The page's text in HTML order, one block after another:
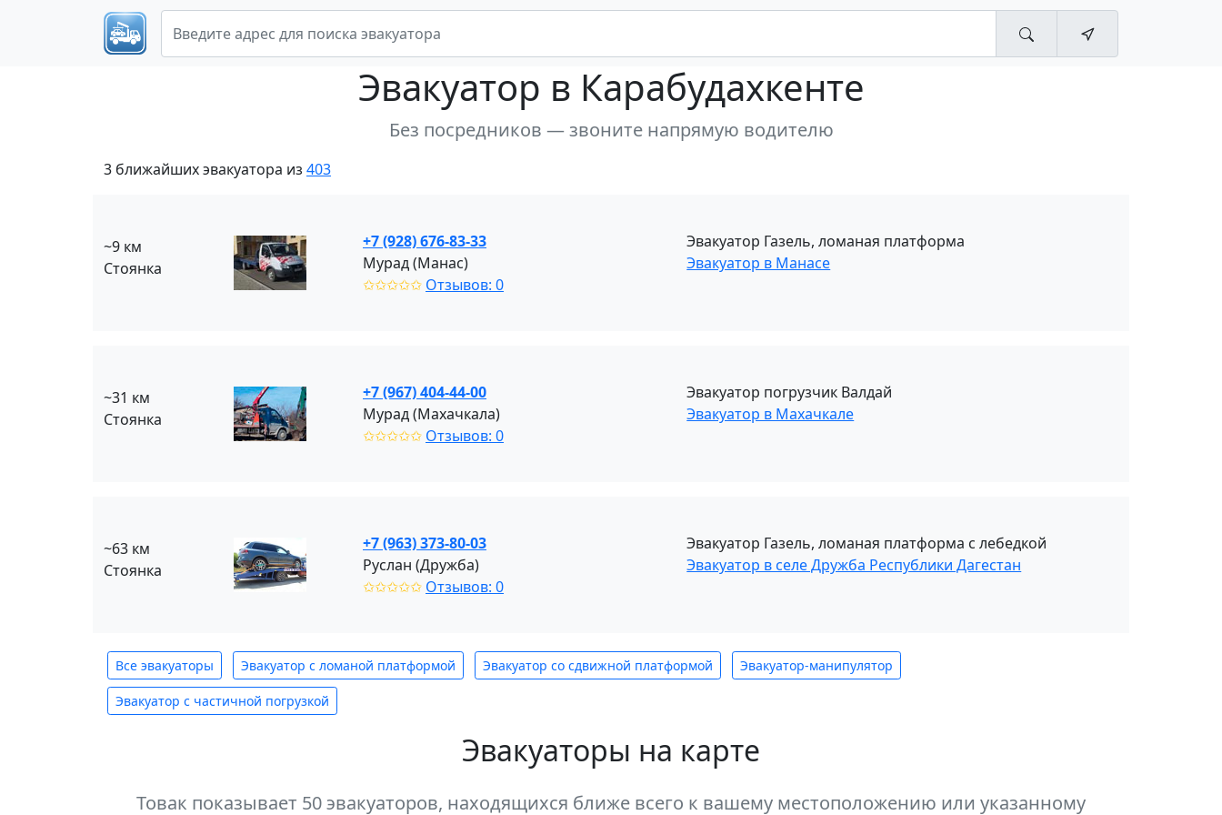
Эвакуатор в Карабудахкенте
Без посредников — звоните напрямую водителю
3 ближайших эвакуатора из 403
~9 км
Стоянка
+7 (928) 676-83-33
Мурад (Манас)
✩✩✩✩✩ Отзывов: 0
Эвакуатор Газель, ломаная платформа
Эвакуатор в Манасе
~31 км
Стоянка
+7 (967) 404-44-00
Мурад (Махачкала)
✩✩✩✩✩ Отзывов: 0
Эвакуатор погрузчик Валдай
Эвакуатор в Махачкале
~63 км
Стоянка
+7 (963) 373-80-03
Руслан (Дружба)
✩✩✩✩✩ Отзывов: 0
Эвакуатор Газель, ломаная платформа с лебедкой
Эвакуатор в селе Дружба Республики Дагестан
Все эвакуаторы Эвакуатор с ломаной платформой Эвакуатор со сдвижной платформой Эвакуатор-манипулятор
Эвакуатор с частичной погрузкой
Эвакуаторы на карте
Товак показывает 50 эвакуаторов, находящихся ближе всего к вашему местоположению или указанному